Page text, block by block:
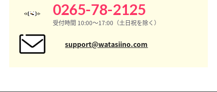
0265-78-2125
受付時間 10:00〜17:00（土日祝を除く）
support@watasiino.com